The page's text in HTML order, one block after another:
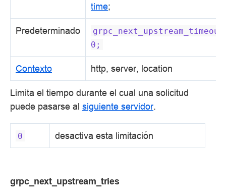
time;
Predeterminado
grpc_next_upstream_timeout
0;
Contexto http, server, location
Limita el tiempo durante el cual una solicitud
puede pasarse al siguiente servidor.
0 desactiva esta limitación
grpc_next_upstream_tries